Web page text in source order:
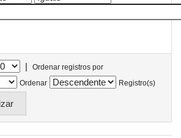
|
Ordenar registros por
Ordenar
Registro(s)